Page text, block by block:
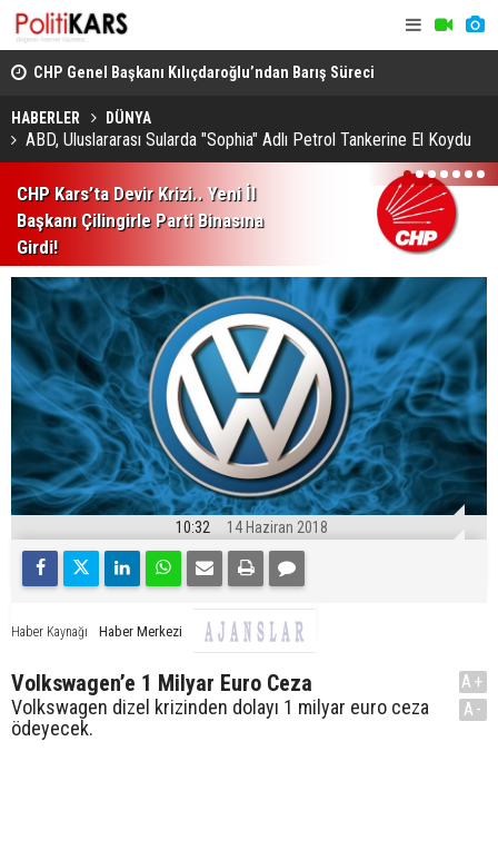
CHP Genel Başkanı Kılıçdaroğlu’ndan Barış Süreci
Vurgusu.. Sorumluluk Alacağız!
HABERLER DÜNYA
ABD, Uluslararası Sularda "Sophia" Adlı Petrol Tankerine El Koydu
CHP Kars’ta Devir Krizi.. Yeni İl
Başkanı Çilingirle Parti Binasına
Girdi!
1 2 3 4 5 6 7
10:32 14 Haziran 2018
Haber Kaynağı Haber Merkezi
Volkswagen’e 1 Milyar Euro Ceza
Volkswagen dizel krizinden dolayı 1 milyar euro ceza
ödeyecek.
A+
A-